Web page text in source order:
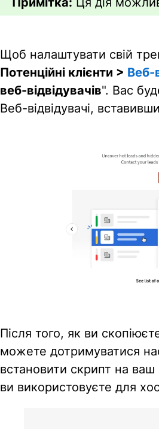
Щоб налаштувати свій
Потенційні клієнти > Веб-
веб-відвідувачів". Вас
Веб-відвідувачі,
Після того, як ви
можете дотримуватися
встановити скрипт на
ви використовуєте для